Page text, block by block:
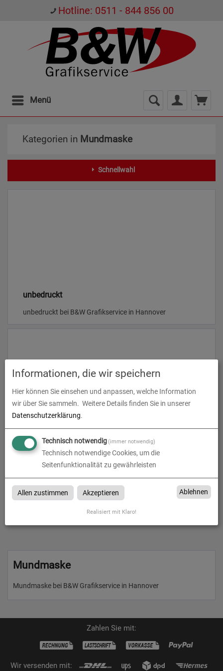
Hotline: 0511 - 844 856 00
Menü
Kategorien in Mundmaske
Schnellwahl
unbedruckt
unbedruckt bei B&W Grafikservice in Hannover
bedruckt
bedruckt bei B&W Grafikservice in Hannover
Produkte inMundmaske
Mundmaske
Mundmaske bei B&W Grafikservice in Hannover
Zahlen Sie mit:
Wir versenden mit:
Informationen, die wir speichern
Hier können Sie einsehen und anpassen, welche Information
wir über Sie sammeln. Weitere Details finden Sie in unserer
Datenschutzerklärung.
Technisch notwendig(immer notwendig)
Technisch notwendige Cookies, um die
Seitenfunktionalität zu gewährleisten
Allen zustimmen Akzeptieren Ablehnen
Realisiert mit Klaro!